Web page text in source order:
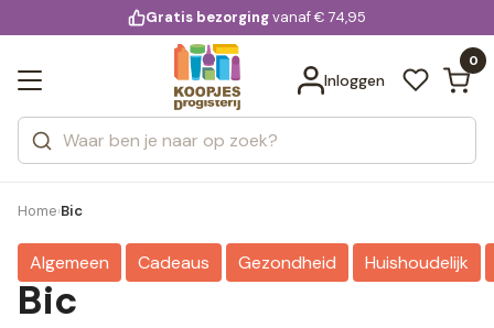
voor 20:00 uur besteld
Gratis bezorgingvanaf € 74,95
Inloggen
0
Zoeken
Categorieën
Merken
Bekijk alle resultaten
Home›Bic
Algemeen Cadeaus Gezondheid Huishoudelijk
Bic